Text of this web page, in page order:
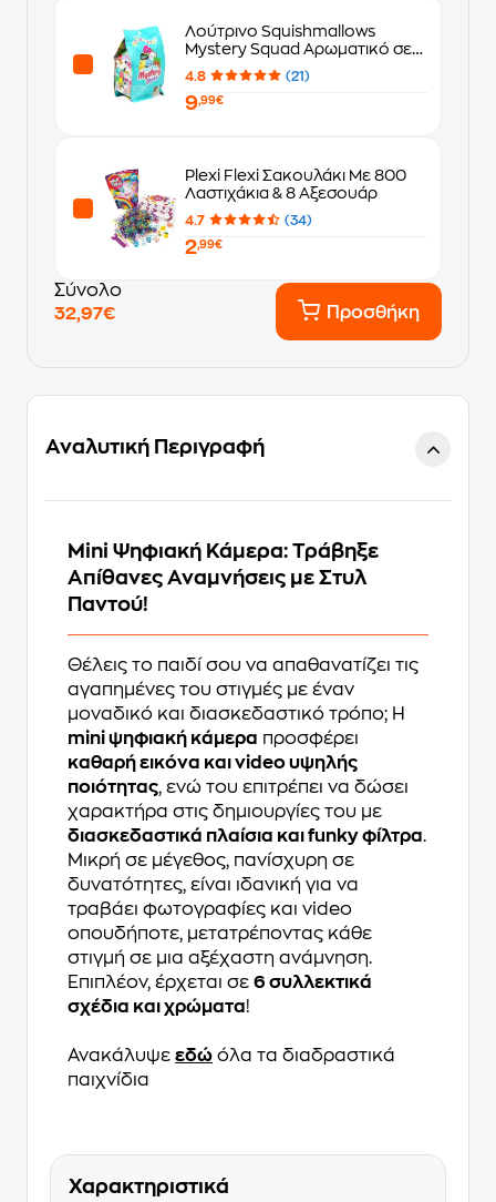
Λούτρινο Squishmallows
Mystery Squad Αρωματικό σε
Σακουλάκι Έκπληξη σε 6 Σχέδια
(13cm) - Τυχαία Επιλογή
Σχεδίου
4.8 (21)
9,99€
Plexi Flexi Σακουλάκι Με 800
Λαστιχάκια & 8 Αξεσουάρ
4.7 (34)
2,99€
Σύνολο
32,97€
Προσθήκη
Αναλυτική Περιγραφή
Mini Ψηφιακή Κάμερα: Τράβηξε
Απίθανες Αναμνήσεις με Στυλ
Παντού!
Θέλεις το παιδί σου να απαθανατίζει τις
αγαπημένες του στιγμές με έναν
μοναδικό και διασκεδαστικό τρόπο; Η
mini ψηφιακή κάμερα προσφέρει
καθαρή εικόνα και video υψηλής
ποιότητας, ενώ του επιτρέπει να δώσει
χαρακτήρα στις δημιουργίες του με
διασκεδαστικά πλαίσια και funky φίλτρα.
Μικρή σε μέγεθος, πανίσχυρη σε
δυνατότητες, είναι ιδανική για να
τραβάει φωτογραφίες και video
οπουδήποτε, μετατρέποντας κάθε
στιγμή σε μια αξέχαστη ανάμνηση.
Επιπλέον, έρχεται σε 6 συλλεκτικά
σχέδια και χρώματα!
Ανακάλυψε εδώ όλα τα διαδραστικά
παιχνίδια
Χαρακτηριστικά